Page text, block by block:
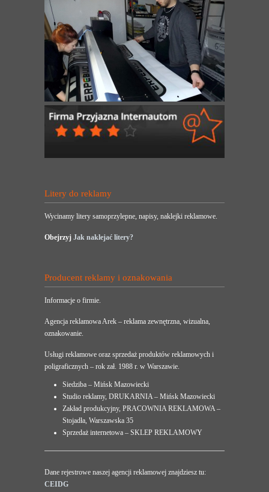
Litery do reklamy
Wycinamy litery samoprzylepne, napisy, naklejki reklamowe.
Obejrzyj Jak naklejać litery?
Producent reklamy i oznakowania
Informacje o firmie.
Agencja reklamowa Arek – reklama zewnętrzna, wizualna,
oznakowanie.
Usługi reklamowe oraz sprzedaż produktów reklamowych i
poligraficznych – rok zał. 1988 r. w Warszawie.
Siedziba – Mińsk Mazowiecki
Studio reklamy, DRUKARNIA – Mińsk Mazowiecki
Zakład produkcyjny, PRACOWNIA REKLAMOWA –
Stojadła, Warszawska 35
Sprzedaż internetowa – SKLEP REKLAMOWY
Dane rejestrowe naszej agencji reklamowej znajdziesz tu:
CEIDG